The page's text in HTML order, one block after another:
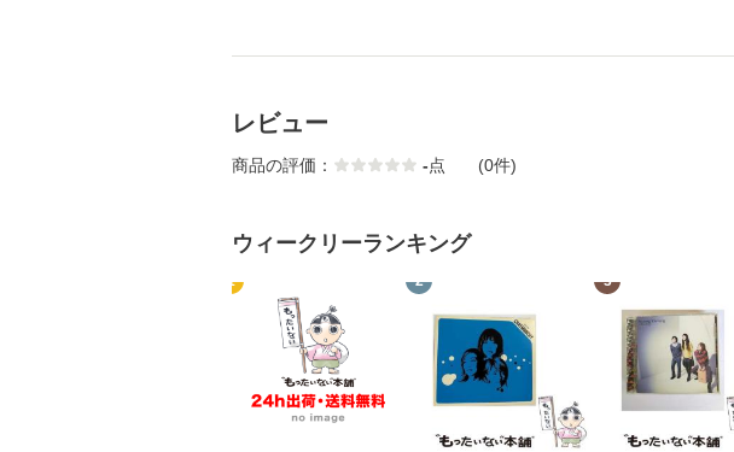
レビュー
商品の評価： -点 (0件)
ウィークリーランキング
1 2 3